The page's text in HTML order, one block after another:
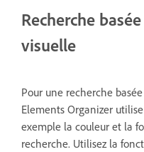
Recherche
visuelle
Pour une recherche
Elements Organizer
exemple la couleur et la
recherche. Utilisez la